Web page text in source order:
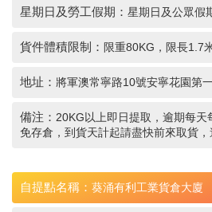
星期日及勞工假期： 星期日及公眾假
貨件體積限制： 限重80KG，限長1.7
地址： 將軍澳常寧路10號安寧花園第
備注： 20KG以上即日提取，逾期每
免存倉，到貨天計起請盡快前來取貨
自提點名稱： 葵涌有利工業貨倉大廈